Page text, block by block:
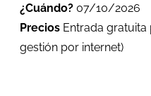
¿Cuándo? 07/10/2026
Precios Entrada gratuita
gestión por internet)